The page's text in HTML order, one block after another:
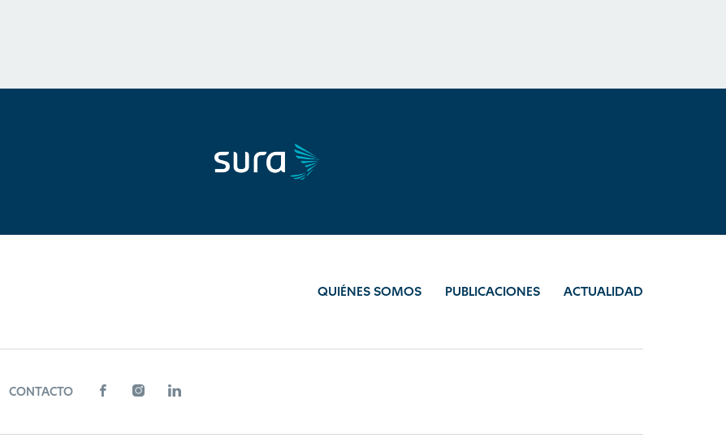
QUIÉNES SOMOS PUBLICACIONES ACTUALIDAD
CONTACTO